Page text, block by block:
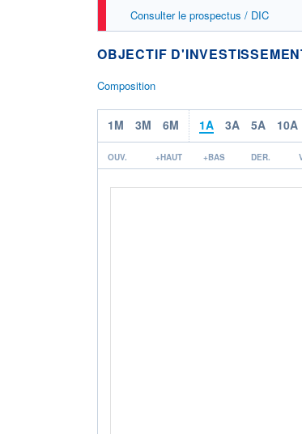
Consulter le prospectus / DIC
OBJECTIF
Composition
1M 3M 6M 1A 3A 5A 10A
OUV. +HAUT +BAS DER.